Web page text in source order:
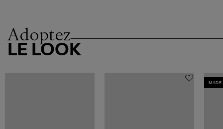
Adoptez
LE LOOK
MADE